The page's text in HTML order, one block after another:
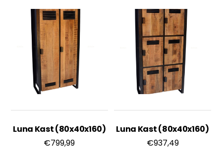
Luna Kast (80x40x160)
€799,99
Luna Kast (80x40x160)
€937,49